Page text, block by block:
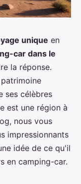
unique en
car dans le
la réponse.
ses célèbres
est une région à
nous vous
impressionnants
idée de ce qu'il
en camping-car.